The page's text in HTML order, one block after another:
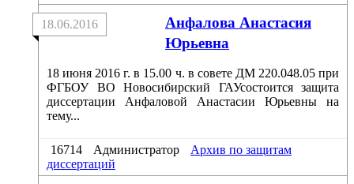
Анфалова Анастасия
Юрьевна
18.06.2016
18 июня 2016 г. в 15.00 ч. в совете ДМ 220.048.05 при
ФГБОУ ВО Новосибирский ГАУсостоится защита
диссертации Анфаловой Анастасии Юрьевны на
тему...
16714 Администратор
Архив по защитам
диссертаций